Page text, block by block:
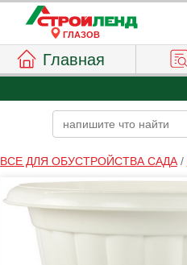
ГЛАЗОВ
Главная
ВСЕ ДЛЯ ОБУСТРОЙСТВА САДА/